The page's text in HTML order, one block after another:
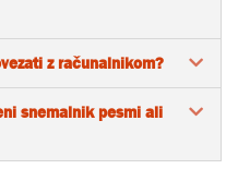
z računalnikom?
snemalnik pesmi ali